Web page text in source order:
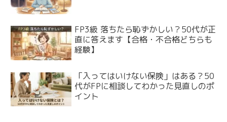
FP3級 落ちたら恥ずかしい？50代が正
直に答えます【合格・不合格どちらも
経験】
「入ってはいけない保険」はある？50
代がFPに相談してわかった見直しのポ
イント